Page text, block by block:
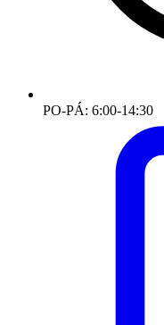
PO-PÁ: 6:00-14:30